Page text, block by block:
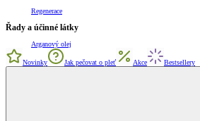
Regenerace
Řady a účinné látky
Arganový olej
Novinky Jak pečovat o pleť Akce Bestsellery